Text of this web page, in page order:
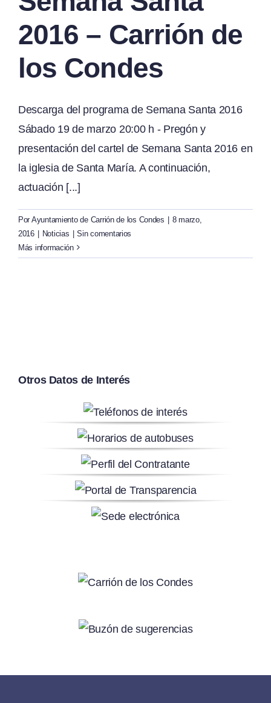
2016 – Carrión de
los Condes
Descarga del programa de Semana Santa 2016
Sábado 19 de marzo 20:00 h - Pregón y
presentación del cartel de Semana Santa 2016 en
la iglesia de Santa María. A continuación,
actuación [...]
Por Ayuntamiento de Carrión de los Condes
8 marzo,
2016
Noticias
Sin comentarios
Más información
Otros Datos de Interés